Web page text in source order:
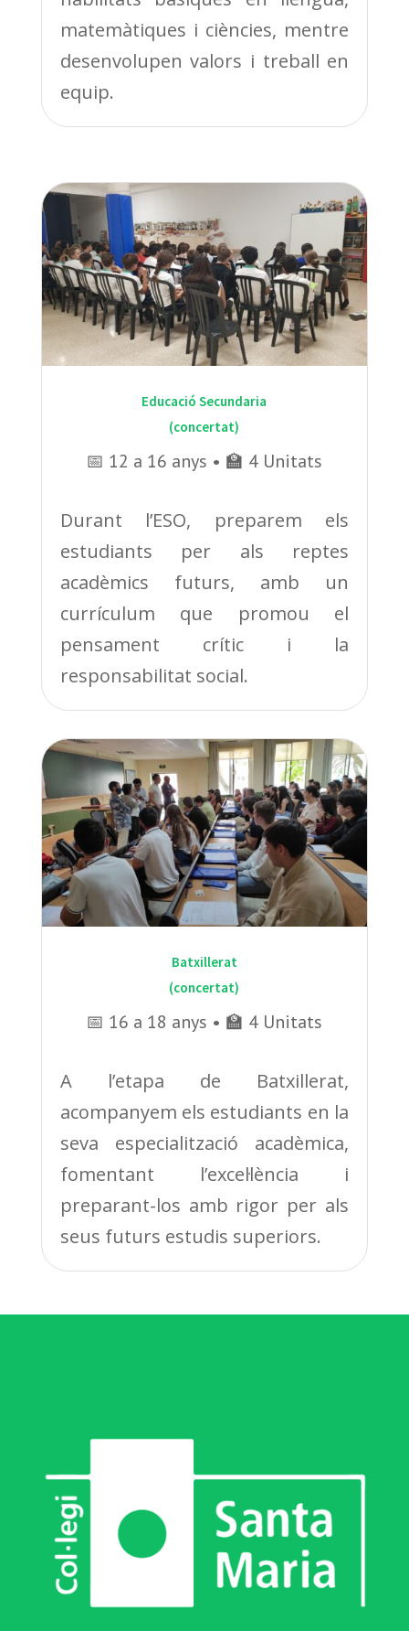
matemàtiques i ciències, mentre
desenvolupen valors i treball en
equip.
Educació Secundaria
(concertat)
📅 12 a 16 anys • 🏫 4 Unitats
Durant l’ESO, preparem els
estudiants per als reptes
acadèmics futurs, amb un
currículum que promou el
pensament crític i la
responsabilitat social.
Batxillerat
(concertat)
📅 16 a 18 anys • 🏫 4 Unitats
A l’etapa de Batxillerat,
acompanyem els estudiants en la
seva especialització acadèmica,
fomentant l’excel·lència i
preparant-los amb rigor per als
seus futurs estudis superiors.